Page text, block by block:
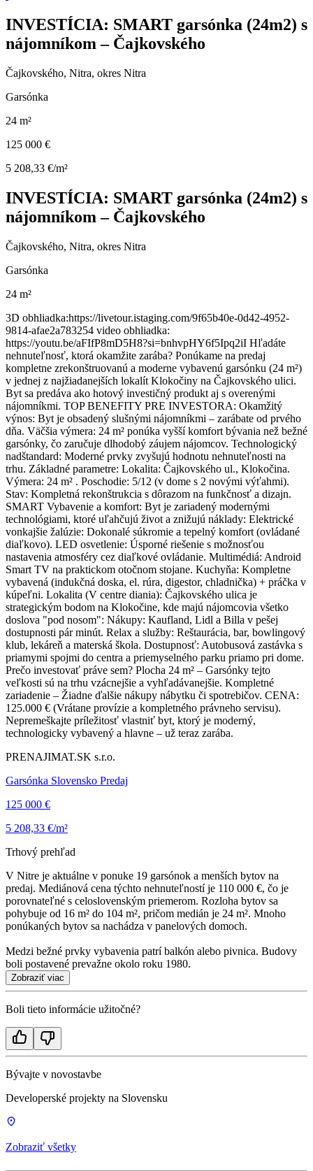
INVESTÍCIA: SMART garsónka (24m2) s
nájomníkom – Čajkovského
Čajkovského, Nitra, okres Nitra
Garsónka
24 m²
125 000 €
5 208,33 €/m²
INVESTÍCIA: SMART garsónka (24m2) s
nájomníkom – Čajkovského
Čajkovského, Nitra, okres Nitra
Garsónka
24 m²
3D obhliadka:https://livetour.istaging.com/9f65b40e-0d42-4952-
9814-afae2a783254 video obhliadka:
https://youtu.be/aFIfP8mD5H8?si=bnhvpHY6f5Ipq2iI Hľadáte
nehnuteľnosť, ktorá okamžite zarába? Ponúkame na predaj
kompletne zrekonštruovanú a moderne vybavenú garsónku (24 m²)
v jednej z najžiadanejších lokalít Klokočiny na Čajkovského ulici.
Byt sa predáva ako hotový investičný produkt aj s overenými
nájomníkmi. TOP BENEFITY PRE INVESTORA: Okamžitý
výnos: Byt je obsadený slušnými nájomníkmi – zarábate od prvého
dňa. Väčšia výmera: 24 m² ponúka vyšší komfort bývania než bežné
garsónky, čo zaručuje dlhodobý záujem nájomcov. Technologický
nadštandard: Moderné prvky zvyšujú hodnotu nehnuteľnosti na
trhu. Základné parametre: Lokalita: Čajkovského ul., Klokočina.
Výmera: 24 m² . Poschodie: 5/12 (v dome s 2 novými výťahmi).
Stav: Kompletná rekonštrukcia s dôrazom na funkčnosť a dizajn.
SMART Vybavenie a komfort: Byt je zariadený modernými
technológiami, ktoré uľahčujú život a znižujú náklady: Elektrické
vonkajšie žalúzie: Dokonalé súkromie a tepelný komfort (ovládané
diaľkovo). LED osvetlenie: Úsporné riešenie s možnosťou
nastavenia atmosféry cez diaľkové ovládanie. Multimédiá: Android
Smart TV na praktickom otočnom stojane. Kuchyňa: Kompletne
vybavená (indukčná doska, el. rúra, digestor, chladnička) + práčka v
kúpeľni. Lokalita (V centre diania): Čajkovského ulica je
strategickým bodom na Klokočine, kde majú nájomcovia všetko
doslova "pod nosom": Nákupy: Kaufland, Lidl a Billa v pešej
dostupnosti pár minút. Relax a služby: Reštaurácia, bar, bowlingový
klub, lekáreň a materská škola. Dostupnosť: Autobusová zastávka s
priamymi spojmi do centra a priemyselného parku priamo pri dome.
Prečo investovať práve sem? Plocha 24 m² – Garsónky tejto
veľkosti sú na trhu vzácnejšie a vyhľadávanejšie. Kompletné
zariadenie – Žiadne ďalšie nákupy nábytku či spotrebičov. CENA:
125.000 € (Vrátane provízie a kompletného právneho servisu).
Nepremeškajte príležitosť vlastniť byt, ktorý je moderný,
technologicky vybavený a hlavne – už teraz zarába.
PRENAJIMAT.SK s.r.o.
Garsónka Slovensko Predaj
125 000 €
5 208,33 €/m²
Trhový prehľad
V Nitre je aktuálne v ponuke 19 garsónok a menších bytov na
predaj. Mediánová cena týchto nehnuteľností je 110 000 €, čo je
porovnateľné s celoslovenským priemerom. Rozloha bytov sa
pohybuje od 16 m² do 104 m², pričom medián je 24 m². Mnoho
ponúkaných bytov sa nachádza v panelových domoch.
Medzi bežné prvky vybavenia patrí balkón alebo pivnica. Budovy
boli postavené prevažne okolo roku 1980.
Zobraziť viac
Boli tieto informácie užitočné?
Bývajte v novostavbe
Developerské projekty na Slovensku
Zobraziť všetky